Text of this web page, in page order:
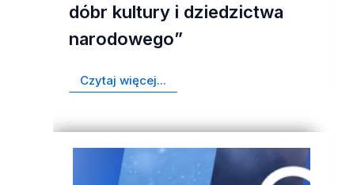
dóbr kultury i dziedzictwa
narodowego”
Czytaj więcej...